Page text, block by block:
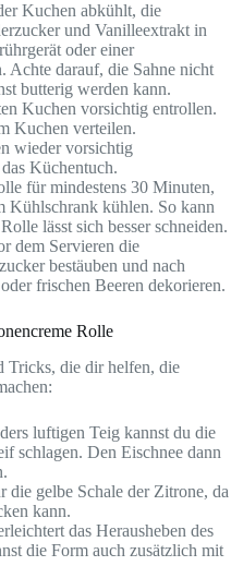
Kuchen abkühlt, die
und Vanilleextrakt in
oder einer
Achte darauf, die Sahne nicht
butterig werden kann.
Kuchen vorsichtig entrollen.
Kuchen verteilen.
wieder vorsichtig
Küchentuch.
für mindestens 30 Minuten,
Kühlschrank kühlen. So kann
lässt sich besser schneiden.
dem Servieren die
bestäuben und nach
frischen Beeren dekorieren.
Rolle
Tricks, die dir helfen, die
luftigen Teig kannst du die
schlagen. Den Eischnee dann
die gelbe Schale der Zitrone, da
kann.
das Herausheben des
die Form auch zusätzlich mit